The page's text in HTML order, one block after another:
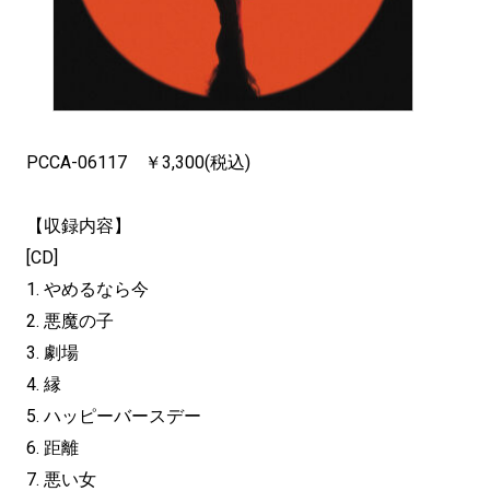
PCCA-06117 ￥3,300(税込)
【収録内容】
[CD]
1. やめるなら今
2. 悪魔の子
3. 劇場
4. 縁
5. ハッピーバースデー
6. 距離
7. 悪い女